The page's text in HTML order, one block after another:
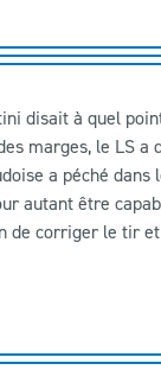
disait à quel
marges, le LS a
a péché dans
autant être
de corriger le tir